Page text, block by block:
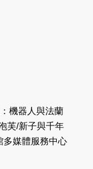
機器人與法蘭
芙/新子與千年
多媒體服務中心